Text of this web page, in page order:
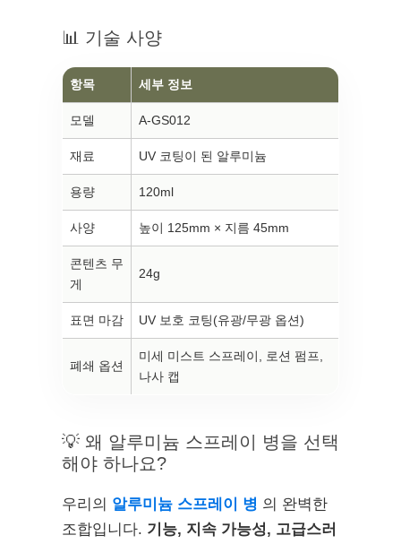
📊 기술 사양
항목 세부 정보
모델 A-GS012
재료 UV 코팅이 된 알루미늄
용량 120ml
사양 높이 125mm × 지름 45mm
콘텐츠 무
게
24g
표면 마감 UV 보호 코팅(유광/무광 옵션)
폐쇄 옵션
미세 미스트 스프레이, 로션 펌프,
나사 캡
💡 왜 알루미늄 스프레이 병을 선택
해야 하나요?
우리의 알루미늄 스프레이 병 의 완벽한
조합입니다. 기능, 지속 가능성, 고급스러